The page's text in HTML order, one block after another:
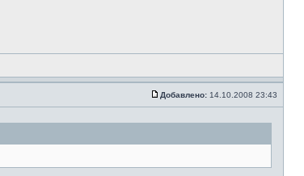
Добавлено: 14.10.2008 23:43